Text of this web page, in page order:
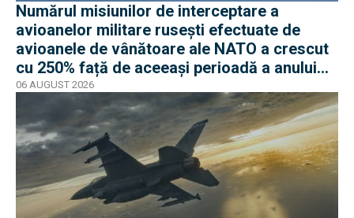
Numărul misiunilor de interceptare a
avioanelor militare rusești efectuate de
avioanele de vânătoare ale NATO a crescut
cu 250% față de aceeași perioadă a anului
trecut
06 AUGUST 2026